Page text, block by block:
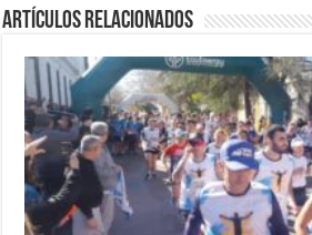
Artículos Relacionados